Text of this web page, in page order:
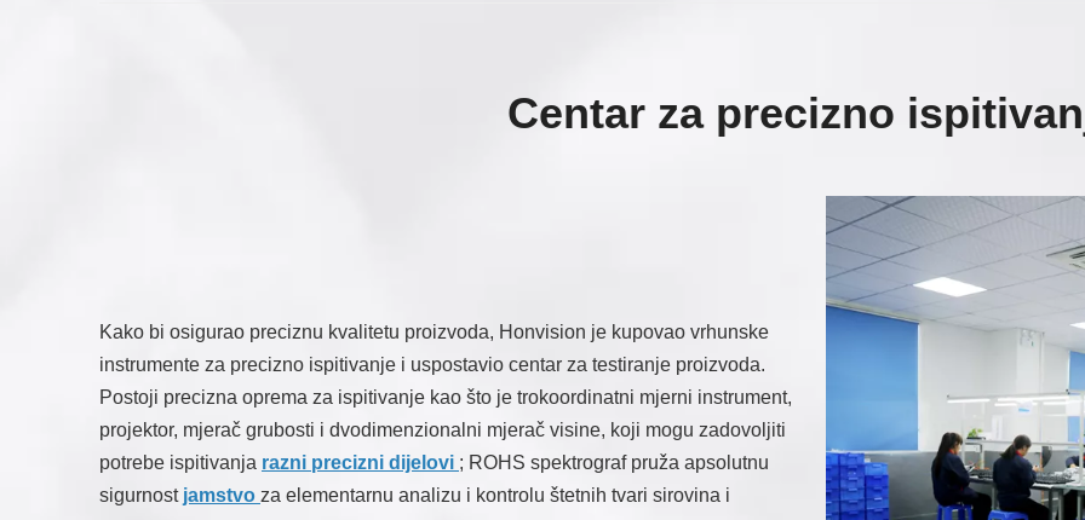
Centar za precizno
Kako bi osigurao preciznu kvalitetu proizvoda, Honvision je kupovao vrhunske
instrumente za precizno ispitivanje i uspostavio centar za testiranje proizvoda.
Postoji precizna oprema za ispitivanje kao što je trokoordinatni mjerni instrument,
projektor, mjerač grubosti i dvodimenzionalni mjerač visine, koji mogu zadovoljiti
potrebe ispitivanja razni precizni dijelovi ; ROHS spektrograf pruža apsolutnu
sigurnost jamstvo za elementarnu analizu i kontrolu štetnih tvari sirovina i